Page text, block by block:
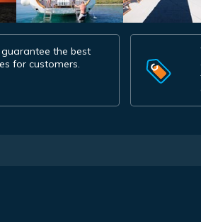
the best
for customers.